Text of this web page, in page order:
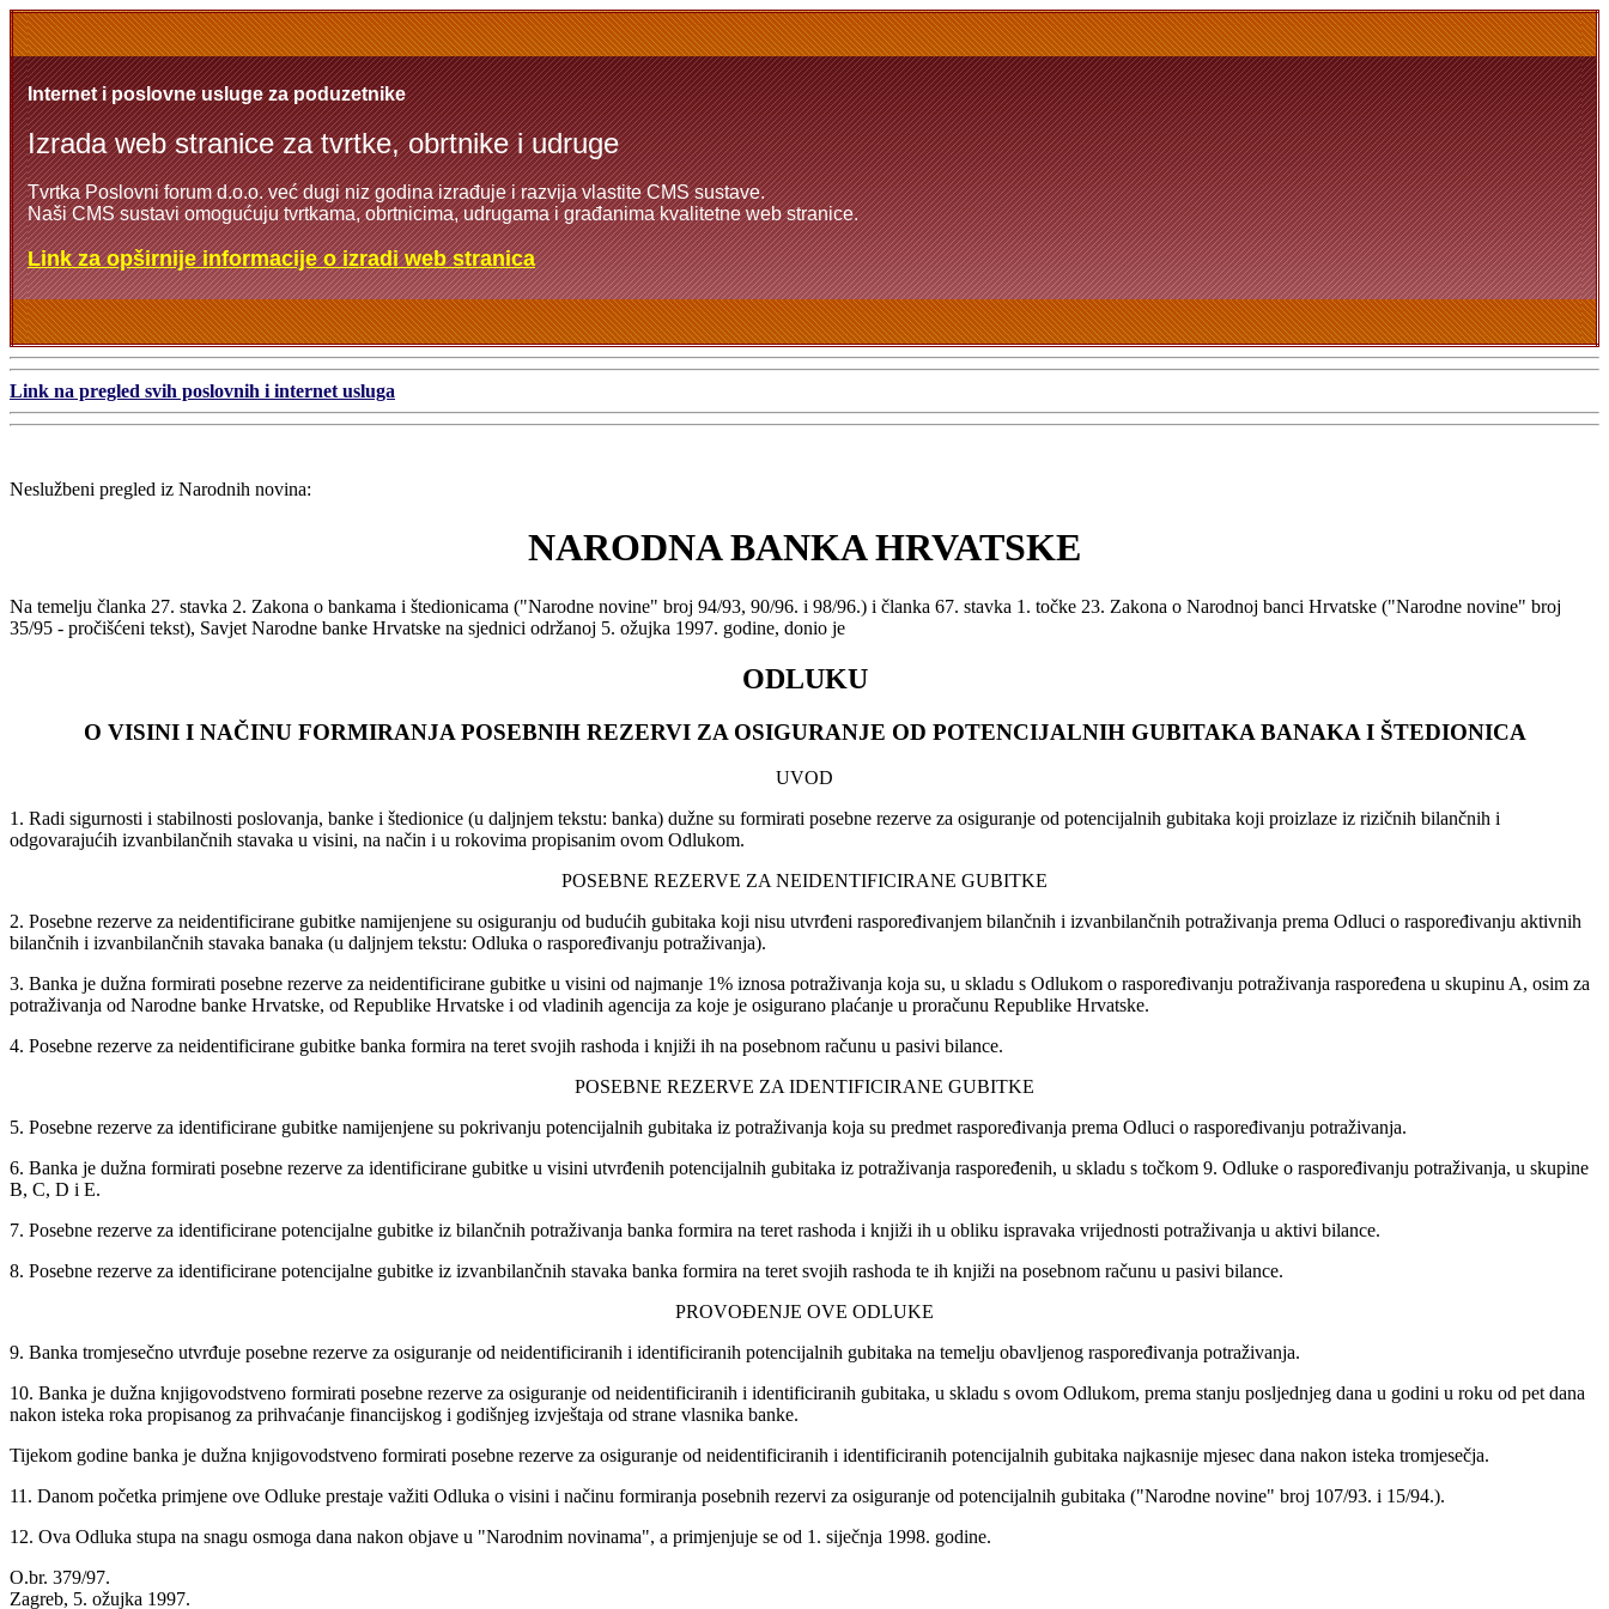
Internet i poslovne usluge za poduzetnike
Izrada web stranice za tvrtke, obrtnike i udruge
Tvrtka Poslovni forum d.o.o. već dugi niz godina izrađuje i razvija vlastite CMS sustave.
Naši CMS sustavi omogućuju tvrtkama, obrtnicima, udrugama i građanima kvalitetne web stranice.
Link za opširnije informacije o izradi web stranica
Link na pregled svih poslovnih i internet usluga
Neslužbeni pregled iz Narodnih novina:
NARODNA BANKA HRVATSKE
Na temelju članka 27. stavka 2. Zakona o bankama i štedionicama ("Narodne novine" broj 94/93, 90/96. i 98/96.) i članka 67. stavka 1. točke 23. Zakona o Narodnoj banci Hrvatske ("Narodne novine" broj
35/95 - pročišćeni tekst), Savjet Narodne banke Hrvatske na sjednici održanoj 5. ožujka 1997. godine, donio je
ODLUKU
O VISINI I NAČINU FORMIRANJA POSEBNIH REZERVI ZA OSIGURANJE OD POTENCIJALNIH GUBITAKA BANAKA I ŠTEDIONICA
UVOD
1. Radi sigurnosti i stabilnosti poslovanja, banke i štedionice (u daljnjem tekstu: banka) dužne su formirati posebne rezerve za osiguranje od potencijalnih gubitaka koji proizlaze iz rizičnih bilančnih i
odgovarajućih izvanbilančnih stavaka u visini, na način i u rokovima propisanim ovom Odlukom.
POSEBNE REZERVE ZA NEIDENTIFICIRANE GUBITKE
2. Posebne rezerve za neidentificirane gubitke namijenjene su osiguranju od budućih gubitaka koji nisu utvrđeni raspoređivanjem bilančnih i izvanbilančnih potraživanja prema Odluci o raspoređivanju aktivnih
bilančnih i izvanbilančnih stavaka banaka (u daljnjem tekstu: Odluka o raspoređivanju potraživanja).
3. Banka je dužna formirati posebne rezerve za neidentificirane gubitke u visini od najmanje 1% iznosa potraživanja koja su, u skladu s Odlukom o raspoređivanju potraživanja raspoređena u skupinu A, osim za
potraživanja od Narodne banke Hrvatske, od Republike Hrvatske i od vladinih agencija za koje je osigurano plaćanje u proračunu Republike Hrvatske.
4. Posebne rezerve za neidentificirane gubitke banka formira na teret svojih rashoda i knjiži ih na posebnom računu u pasivi bilance.
POSEBNE REZERVE ZA IDENTIFICIRANE GUBITKE
5. Posebne rezerve za identificirane gubitke namijenjene su pokrivanju potencijalnih gubitaka iz potraživanja koja su predmet raspoređivanja prema Odluci o raspoređivanju potraživanja.
6. Banka je dužna formirati posebne rezerve za identificirane gubitke u visini utvrđenih potencijalnih gubitaka iz potraživanja raspoređenih, u skladu s točkom 9. Odluke o raspoređivanju potraživanja, u skupine
B, C, D i E.
7. Posebne rezerve za identificirane potencijalne gubitke iz bilančnih potraživanja banka formira na teret rashoda i knjiži ih u obliku ispravaka vrijednosti potraživanja u aktivi bilance.
8. Posebne rezerve za identificirane potencijalne gubitke iz izvanbilančnih stavaka banka formira na teret svojih rashoda te ih knjiži na posebnom računu u pasivi bilance.
PROVOĐENJE OVE ODLUKE
9. Banka tromjesečno utvrđuje posebne rezerve za osiguranje od neidentificiranih i identificiranih potencijalnih gubitaka na temelju obavljenog raspoređivanja potraživanja.
10. Banka je dužna knjigovodstveno formirati posebne rezerve za osiguranje od neidentificiranih i identificiranih gubitaka, u skladu s ovom Odlukom, prema stanju posljednjeg dana u godini u roku od pet dana
nakon isteka roka propisanog za prihvaćanje financijskog i godišnjeg izvještaja od strane vlasnika banke.
Tijekom godine banka je dužna knjigovodstveno formirati posebne rezerve za osiguranje od neidentificiranih i identificiranih potencijalnih gubitaka najkasnije mjesec dana nakon isteka tromjesečja.
11. Danom početka primjene ove Odluke prestaje važiti Odluka o visini i načinu formiranja posebnih rezervi za osiguranje od potencijalnih gubitaka ("Narodne novine" broj 107/93. i 15/94.).
12. Ova Odluka stupa na snagu osmoga dana nakon objave u "Narodnim novinama", a primjenjuje se od 1. siječnja 1998. godine.
O.br. 379/97.
Zagreb, 5. ožujka 1997.